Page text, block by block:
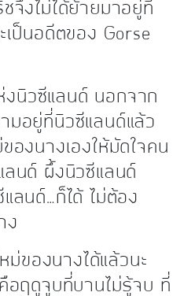
จึงไม่ได้ย้ายมาอยู่ที่
เป็นอดีตของ Gorse
นิวซีแลนด์ นอกจาก
มอยู่ที่นิวซีแลนด์แล้ว
องนางเองให้มัดใจคน
นด์ ผึ้งนิวซีแลนด์
ลนด์…ก็ได้ ไม่ต้อง
ง
ของนางได้แล้วนะ
อฤดูจูบที่บานไม่รู้จบ ที่